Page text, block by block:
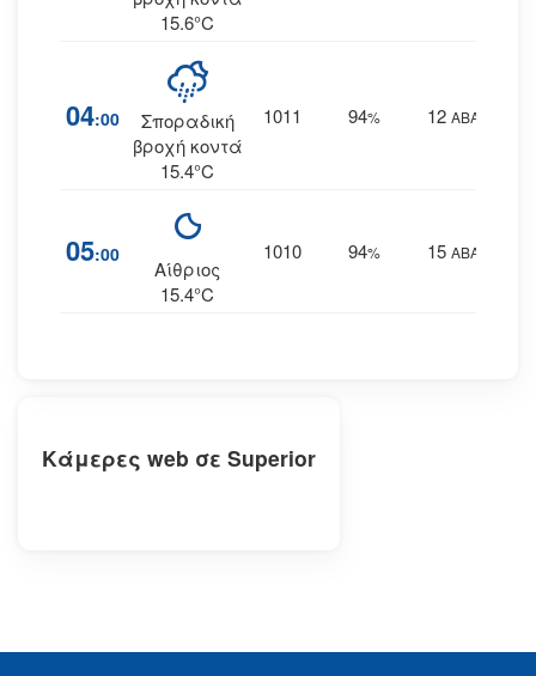
15.6°C
04:00
Σποραδική
βροχή κοντά
15.4°C
1011 94% 12 ΑΒΑ
05:00
Αίθριος
15.4°C
1010 94% 15 ΑΒΑ
Κάμερες web σε Superior